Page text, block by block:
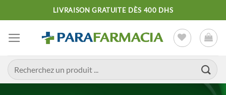
au
contenu
LIVRAISON GRATUITE DÈS 400 DHS
Recherche
pour :